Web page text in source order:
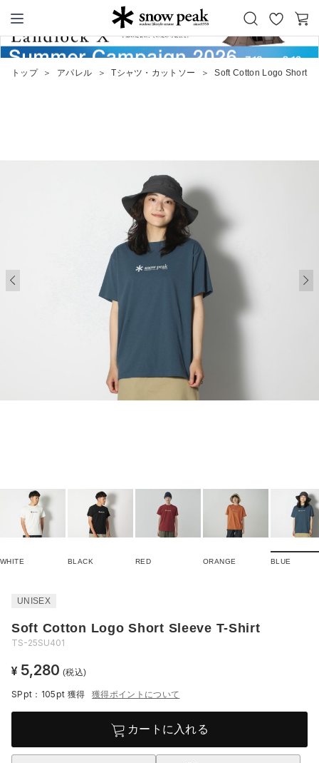
Snow Peak
お
気
カ
ー
トップ ＞ アパレル ＞ Tシャツ・カットソー ＞ Soft Cotton Logo Short
WHITE BLACK RED ORANGE BLUE
UNISEX
Soft Cotton Logo Short Sleeve T-Shirt
TS-25SU401
¥ 5,280 (税込)
SPpt：105pt 獲得 獲得ポイントについて
カートに入れる